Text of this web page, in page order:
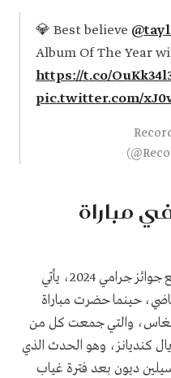
💎 Best believe
Album Of The Year
https://t.co/
pic.twitter.com/
—
مباراة
سيلين ديون وتواجدها في حفل توزيع جوائز جرامي 2024، يأتي
حينما حضرت مباراة
فيغاس، والتي جمعت كل من
كنديانز، وهو الحدث الذي
سيلين ديون بعد فترة غياب